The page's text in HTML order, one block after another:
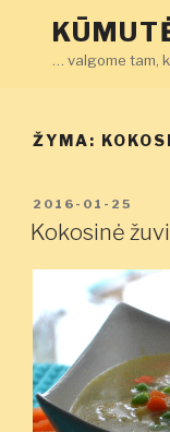
… valgome tam,
ŽYMA:
PASKELBTA
2016-01-25
Kokosinė